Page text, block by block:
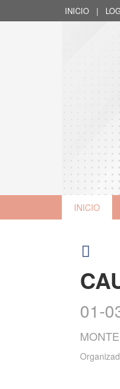
INICIO |
INICIO
01-